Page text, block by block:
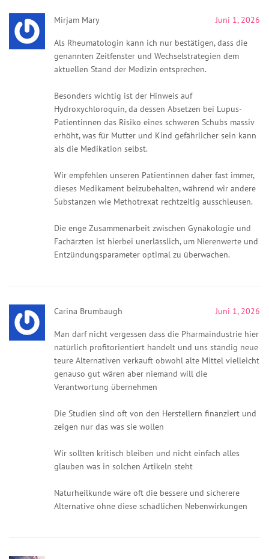
Mirjam Mary Juni 1, 2026
Als Rheumatologin kann ich nur bestätigen, dass die
genannten Zeitfenster und Wechselstrategien dem
aktuellen Stand der Medizin entsprechen.
Besonders wichtig ist der Hinweis auf
Hydroxychloroquin, da dessen Absetzen bei Lupus-
Patientinnen das Risiko eines schweren Schubs massiv
erhöht, was für Mutter und Kind gefährlicher sein kann
als die Medikation selbst.
Wir empfehlen unseren Patientinnen daher fast immer,
dieses Medikament beizubehalten, während wir andere
Substanzen wie Methotrexat rechtzeitig ausschleusen.
Die enge Zusammenarbeit zwischen Gynäkologie und
Fachärzten ist hierbei unerlässlich, um Nierenwerte und
Entzündungsparameter optimal zu überwachen.
Carina Brumbaugh Juni 1, 2026
Man darf nicht vergessen dass die Pharmaindustrie hier
natürlich profitorientiert handelt und uns ständig neue
teure Alternativen verkauft obwohl alte Mittel vielleicht
genauso gut wären aber niemand will die
Verantwortung übernehmen
Die Studien sind oft von den Herstellern finanziert und
zeigen nur das was sie wollen
Wir sollten kritisch bleiben und nicht einfach alles
glauben was in solchen Artikeln steht
Naturheilkunde wäre oft die bessere und sicherere
Alternative ohne diese schädlichen Nebenwirkungen